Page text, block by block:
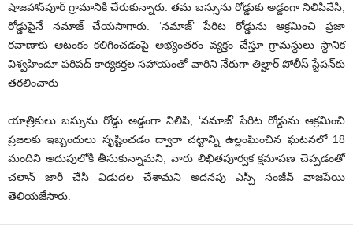
షాజహాన్‌పూర్‌ గ్రామానికి చేరుకున్నారు. తమ బస్సును రోడ్డుకు అడ్డంగా నిలిపివేసి,
రోడ్డుపైనే నమాజ్ చేయసాగారు. ‘నమాజ్’ పేరిట రోడ్డును ఆక్రమించి ప్రజా
రవాణాకు ఆటంకం కలిగించడంపై అభ్యంతరం వ్యక్తం చేస్తూ గ్రామస్థులు స్థానిక
విశ్వహిందూ పరిషద్ కార్యకర్తల సహాయంతో వారిని నేరుగా తిల్హార్ పోలీస్ స్టేషన్‌కు
త‌ర‌లించారు
యాత్రికులు బస్సును రోడ్డు అడ్డంగా నిలిపి, ‘నమాజ్’ పేరిట రోడ్డును ఆక్రమించి
ప్రజలకు ఇబ్బందులు సృష్టించడం ద్వారా చ‌ట్టాన్ని ఉల్లంఘించిన ఘటనలో 18
మందిని అదుపులోకి తీసుకున్నామని, వారు లిఖితపూర్వక క్షమాపణ చెప్పడంతో
చలాన్ జారీ చేసి విడుదల చేశామని అదనపు ఎస్పీ సంజీవ్ వాజపేయి
తెలియజేసారు.